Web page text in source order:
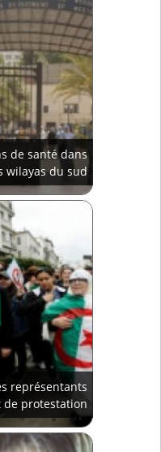
de santé dans
wilayas du sud
représentants
protestation